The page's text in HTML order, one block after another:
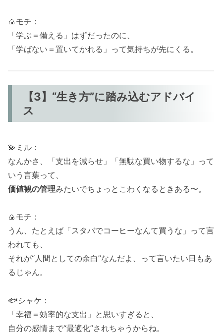
🍙モチ：
「学ぶ＝備える」はずだったのに、
「学ばない＝置いてかれる」って気持ちが先にくる。
【3】“生き方”に踏み込むアドバイ
ス
💫ミル：
なんかさ、「支出を減らせ」「無駄な買い物するな」って
いう言葉って、
価値観の管理みたいでちょっとこわくなるときある〜。
🍙モチ：
うん、たとえば「スタバでコーヒーなんて買うな」って言
われても、
それが“人間としての余白”なんだよ、って言いたい日もあ
るじゃん。
🐟シャケ：
「幸福＝効率的な支出」と思いすぎると、
自分の感情まで“最適化”されちゃうからね。